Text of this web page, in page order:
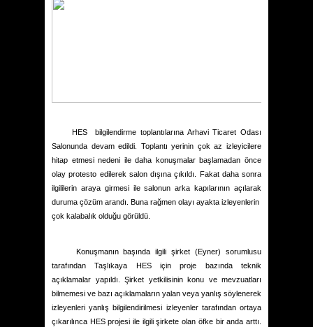
HES
bilgilendirme toplantılarına Arhavi Ticaret Odası
Salonunda devam edildi. Toplantı yerinin çok az izleyicilere
hitap etmesi nedeni ile daha konuşmalar başlamadan önce
olay protesto edilerek salon dışına çıkıldı. Fakat daha sonra
ilgililerin araya girmesi ile salonun arka kapılarının açılarak
duruma çözüm arandı. Buna rağmen olayı ayakta izleyenlerin
çok kalabalık olduğu görüldü.
Konuşmanın başında ilgili şirket (Eyner) sorumlusu
tarafından Taşlıkaya HES için proje bazında teknik
açıklamalar yapıldı. Şirket yetkilisinin konu ve mevzuatları
bilmemesi ve bazı açıklamaların yalan veya yanlış söylenerek
izleyenleri yanlış bilgilendirilmesi izleyenler tarafından ortaya
çıkarılınca HES projesi ile ilgili şirkete olan öfke bir anda arttı.